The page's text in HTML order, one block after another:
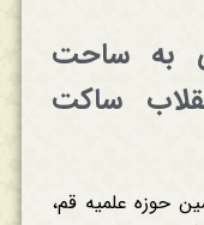
به ساحت
ساکت
حوزه علمیه قم،